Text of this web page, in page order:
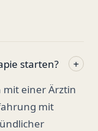
starten?
+
mit einer Ärztin
mit